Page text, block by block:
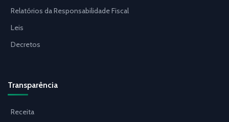
Relatórios da Responsabilidade Fiscal
Leis
Decretos
Transparência
Receita